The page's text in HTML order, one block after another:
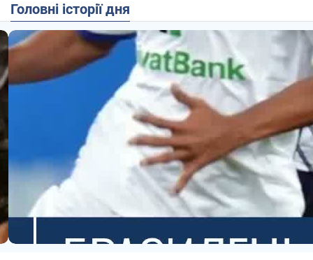
Головні історії дня